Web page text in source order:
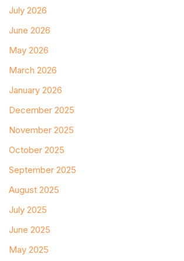
July 2026
June 2026
May 2026
March 2026
January 2026
December 2025
November 2025
October 2025
September 2025
August 2025
July 2025
June 2025
May 2025